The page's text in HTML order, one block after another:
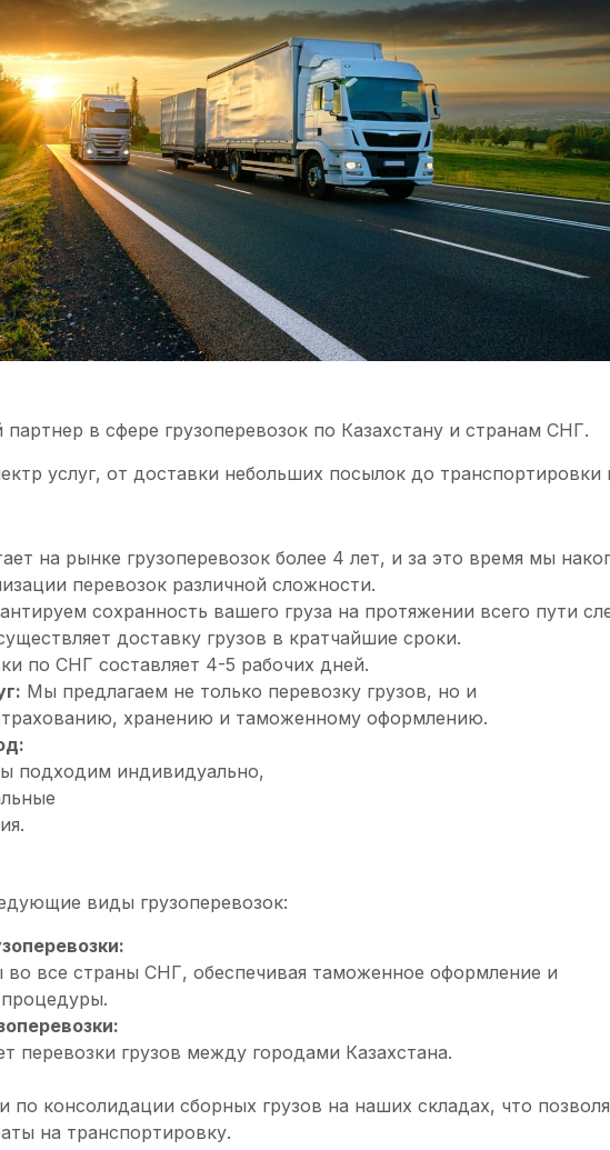
в сфере грузоперевозок по Казахстану и странам СНГ.
услуг, от доставки небольших посылок до транспортировки
на рынке грузоперевозок более 4 лет, и за это время мы
перевозок различной сложности.
сохранность вашего груза на протяжении всего пути
доставку грузов в кратчайшие сроки.
по СНГ составляет 4-5 рабочих дней.
Мы предлагаем не только перевозку грузов, но и
хранению и таможенному оформлению.
подходим индивидуально,
виды грузоперевозок:
во все страны СНГ, обеспечивая таможенное оформление и
перевозки грузов между городами Казахстана.
по консолидации сборных грузов на наших складах, что
на транспортировку.